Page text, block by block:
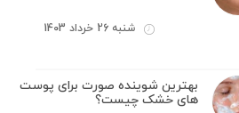
شنبه 26 خرداد 1403
بهترین شوینده صورت برای پوست
های خشک چیست؟